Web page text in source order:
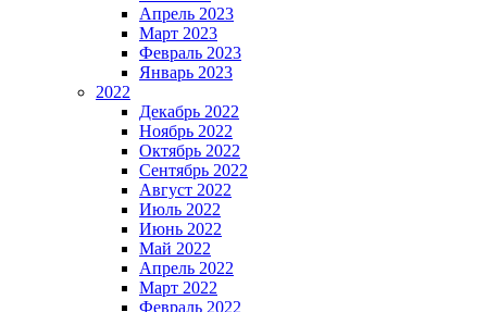
Апрель 2023
Март 2023
Февраль 2023
Январь 2023
2022
Декабрь 2022
Ноябрь 2022
Октябрь 2022
Сентябрь 2022
Август 2022
Июль 2022
Июнь 2022
Май 2022
Апрель 2022
Март 2022
Февраль 2022